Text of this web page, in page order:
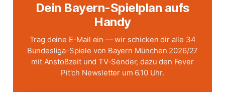
Dein Bayern-Spielplan aufs
Handy
Trag deine E-Mail ein — wir schicken dir alle 34
Bundesliga-Spiele von Bayern München 2026/27
mit Anstoßzeit und TV-Sender, dazu den Fever
Pit'ch Newsletter um 6.10 Uhr.